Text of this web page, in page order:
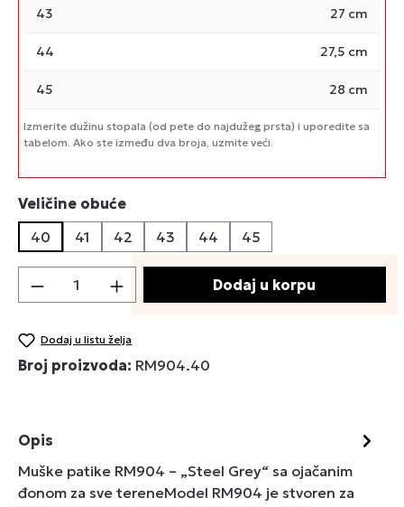
43 27 cm
44 27,5 cm
45 28 cm
Izmerite dužinu stopala (od pete do najdužeg prsta) i uporedite sa
tabelom. Ako ste između dva broja, uzmite veći.
Izaberi
Veličine obuće
40
41 42 43 44 45
Količina proizvoda: Unesite željenu
Dodaj u korpu
Dodaj u listu želja
Broj proizvoda: RM904.40
Opis
Muške patike RM904 – „Steel Grey“ sa ojačanim
đonom za sve tereneModel RM904 je stvoren za